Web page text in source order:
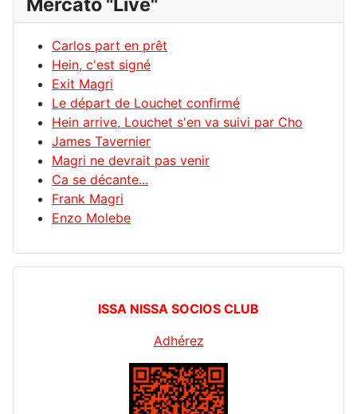
Mercato "Live"
Carlos part en prêt
Hein, c'est signé
Exit Magri
Le départ de Louchet confirmé
Hein arrive, Louchet s'en va suivi par Cho
James Tavernier
Magri ne devrait pas venir
Ca se décante...
Frank Magri
Enzo Molebe
ISSA NISSA SOCIOS CLUB
Adhérez